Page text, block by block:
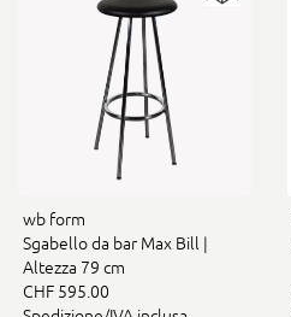
wb form
Sgabello da bar Max Bill |
Altezza 79 cm
CHF 595.00